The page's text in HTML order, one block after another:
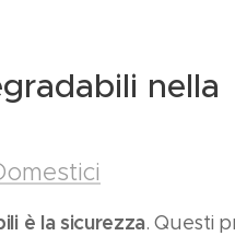
nella
è la sicurezza. Questi